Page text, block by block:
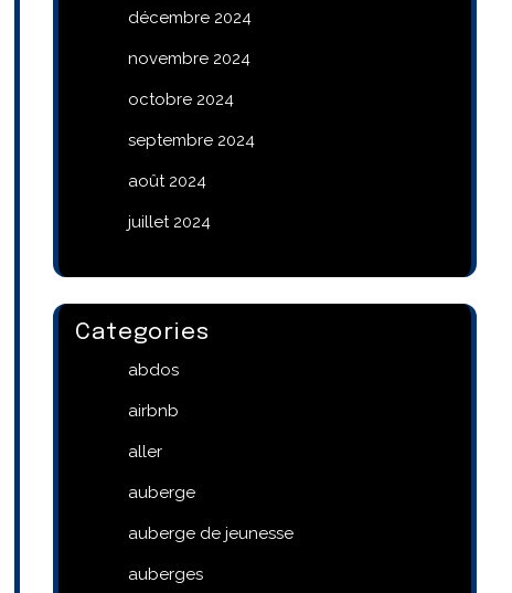
décembre 2024
novembre 2024
octobre 2024
septembre 2024
août 2024
juillet 2024
Categories
abdos
airbnb
aller
auberge
auberge de jeunesse
auberges